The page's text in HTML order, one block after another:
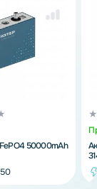
50000mAh
50